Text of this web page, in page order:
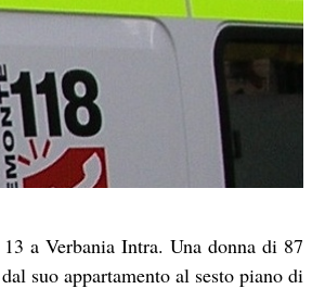
a Verbania Intra. Una donna di 87
suo appartamento al sesto piano di